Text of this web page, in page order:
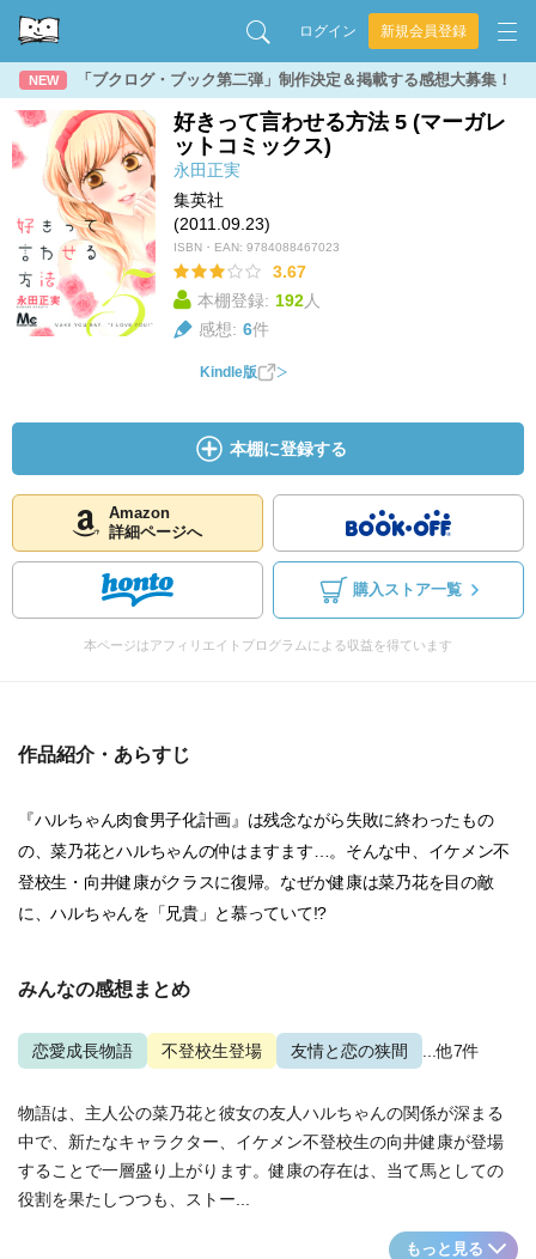
ログイン 新規会員登録
NEW 「ブクログ・ブック第二弾」制作決定＆掲載する感想大募集！
好きって言わせる方法 5 (マーガレ
ットコミックス)
永田正実
集英社
(2011.09.23)
ISBN・EAN: 9784088467023
3.67
本棚登録: 192人
感想: 6件
Kindle版
本棚に登録する
Amazon
詳細ページへ
購入ストア一覧
本ページはアフィリエイトプログラムによる収益を得ています
作品紹介・あらすじ
『ハルちゃん肉食男子化計画』は残念ながら失敗に終わったもの
の、菜乃花とハルちゃんの仲はますます…。そんな中、イケメン不
登校生・向井健康がクラスに復帰。なぜか健康は菜乃花を目の敵
に、ハルちゃんを「兄貴」と慕っていて!?
みんなの感想まとめ
恋愛成長物語 不登校生登場 友情と恋の狭間 ...他7件
物語は、主人公の菜乃花と彼女の友人ハルちゃんの関係が深まる
中で、新たなキャラクター、イケメン不登校生の向井健康が登場
することで一層盛り上がります。健康の存在は、当て馬としての
役割を果たしつつも、ストー...
もっと見る